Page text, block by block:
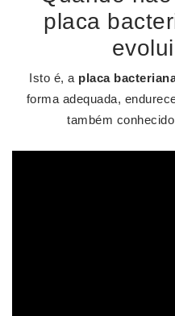
placa
Isto é, a placa
forma adequada,
também